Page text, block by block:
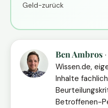
Geld-zurück
Ben Ambros
Wissen.de,
Inhalte
Betroffenen-